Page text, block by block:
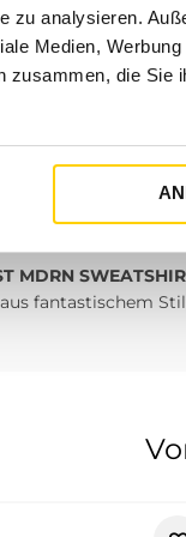
zu analysieren.
Medien,
zusammen, die
von 30 Tagen
MDRN
fantastischem
Elemente mit